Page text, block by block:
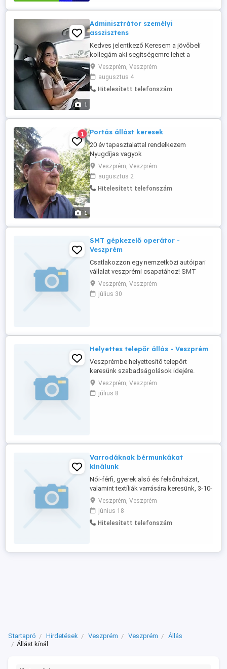
1
Adminisztrátor személyi
asszisztens
Kedves jelentkező Keresem a jövőbeli
kollegám aki segítségemre lehet a
mindennapokban Amit kínálok -
kiemelkedő fizetés -céges autó (ha
szükség van rá) -céges mobil és laptop -
lakhatást tudok biztosítani Ami számomra
külföldi ...
Veszprém, Veszprém
augusztus 4
Hitelesített telefonszám
1
1 Portás állást keresek
20 év tapasztalattal rendelkezem
Nyugdíjas vagyok
Veszprém, Veszprém
augusztus 2
Hitelesített telefonszám
SMT gépkezelő operátor -
Veszprém
Csatlakozzon egy nemzetközi autóipari
vállalat veszprémi csapatához! SMT
gépkezelő operátor munkatársakat
keresünk azonnali kezdéssel. Az ingyenes
munkába járás biztosított, így a bejutás
folyamatos ...
Veszprém, Veszprém
július 30
Helyettes telepőr állás - Veszprém
Veszprémbe helyettesítő telepőrt
keresünk szabadságolások idejére.
Jelentkezni fényképes önéletrajzzal
lehetséges.
Veszprém, Veszprém
július 8
Varrodáknak bérmunkákat
kínálunk
Női-férfi, gyerek alsó és felsőruházat,
valamint textíliák varrására keresünk, 3-10-
fős varrodákat, azonnali kezdéssel
Bővebb infó a honlapunkon, vagy
telefonon kérhető.
Veszprém, Veszprém
június 18
Hitelesített telefonszám
Startapró Hirdetések Veszprém Veszprém
Állás
Állást kínál